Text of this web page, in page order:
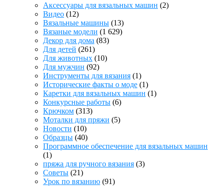
Аксессуары для вязальных машин (2)
Видео (12)
Вязальные машины (13)
Вязаные модели (1 629)
Декор для дома (83)
Для детей (261)
Для животных (10)
Для мужчин (92)
Инструменты для вязания (1)
Исторические факты о моде (1)
Каретки для вязальных машин (1)
Конкурсные работы (6)
Крючком (313)
Моталки для пряжи (5)
Новости (10)
Образцы (40)
Программное обеспечение для вязальных машин
(1)
пряжа для ручного вязания (3)
Советы (21)
Урок по вязанию (91)